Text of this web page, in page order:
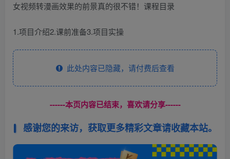
女视频转漫画效果的前景真的很不错！课程目录
1.项目介绍2.课前准备3.项目实操
此处内容已隐藏，请付费后查看
------本页内容已结束，喜欢请分享------
感谢您的来访，获取更多精彩文章请收藏本站。